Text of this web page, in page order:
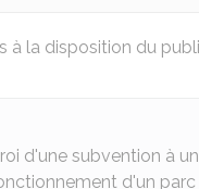
à la disposition du
d'une subvention à
d'un parc